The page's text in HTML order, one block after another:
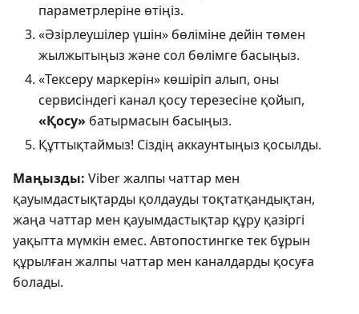
параметрлеріне өтіңіз.
«Әзірлеушілер үшін» бөліміне дейін төмен
жылжытыңыз және сол бөлімге басыңыз.
«Тексеру маркерін» көшіріп алып, оны
сервисіндегі канал қосу терезесіне қойып,
«Қосу» батырмасын басыңыз.
Құттықтаймыз! Сіздің аккаунтыңыз қосылды.
Маңызды: Viber жалпы чаттар мен
қауымдастықтарды қолдауды тоқтатқандықтан,
жаңа чаттар мен қауымдастықтар құру қазіргі
уақытта мүмкін емес. Автопостингке тек бұрын
құрылған жалпы чаттар мен каналдарды қосуға
болады.